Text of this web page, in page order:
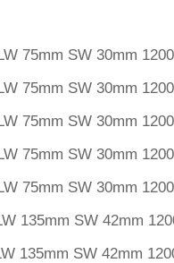
75mm SW 30mm
75mm SW 30mm
75mm SW 30mm
75mm SW 30mm
75mm SW 30mm
135mm SW 42mm
135mm SW 42mm